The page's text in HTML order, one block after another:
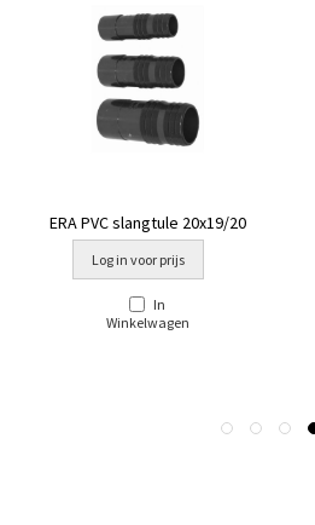
ERA PVC slangtule 20x19/20
Log in voor prijs
In
Winkelwagen